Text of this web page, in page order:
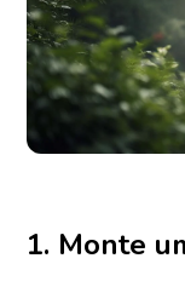
1. Monte